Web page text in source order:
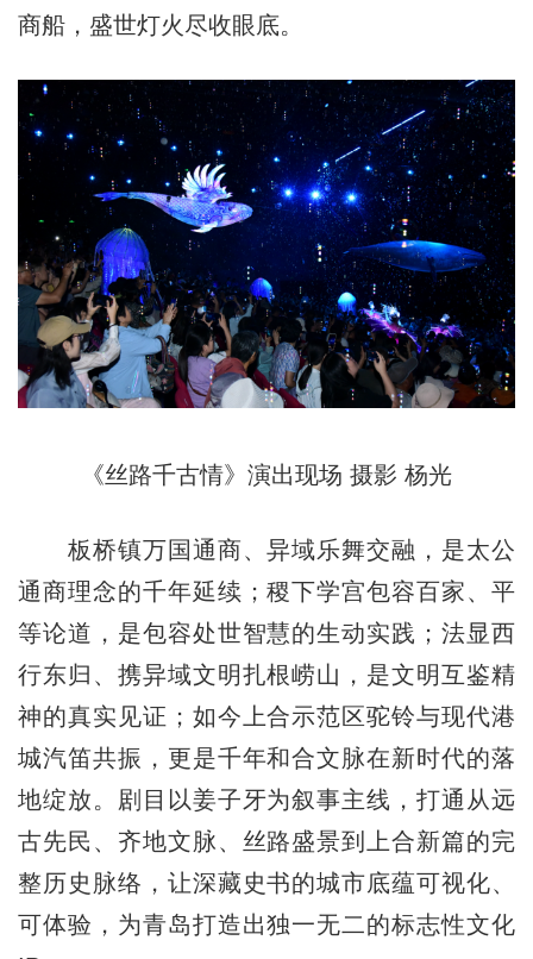
商船，盛世灯火尽收眼底。
《丝路千古情》演出现场 摄影 杨光
板桥镇万国通商、异域乐舞交融，是太公
通商理念的千年延续；稷下学宫包容百家、平
等论道，是包容处世智慧的生动实践；法显西
行东归、携异域文明扎根崂山，是文明互鉴精
神的真实见证；如今上合示范区驼铃与现代港
城汽笛共振，更是千年和合文脉在新时代的落
地绽放。剧目以姜子牙为叙事主线，打通从远
古先民、齐地文脉、丝路盛景到上合新篇的完
整历史脉络，让深藏史书的城市底蕴可视化、
可体验，为青岛打造出独一无二的标志性文化